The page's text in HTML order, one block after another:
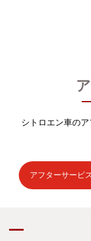
シトロエン車の
アフターサービ